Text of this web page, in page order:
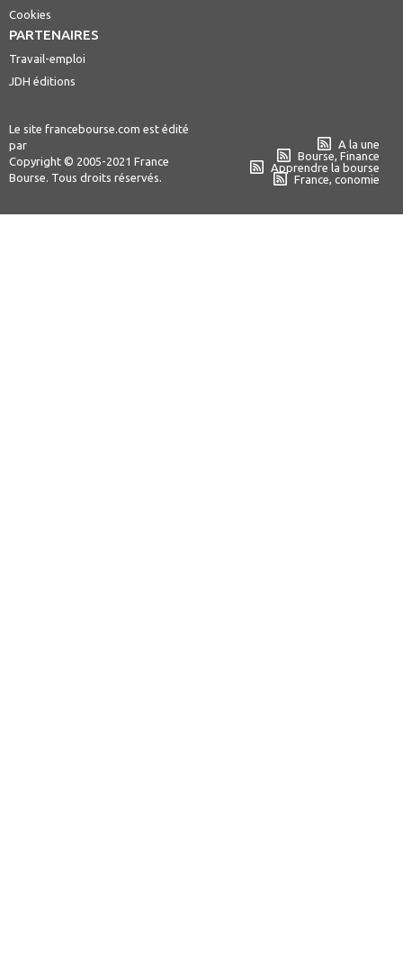
Cookies
PARTENAIRES
Travail-emploi
JDH éditions
Le site francebourse.com est édité
par
Copyright © 2005-2021 France
Bourse. Tous droits réservés.
A la une
Bourse, Finance
Apprendre la bourse
France, conomie